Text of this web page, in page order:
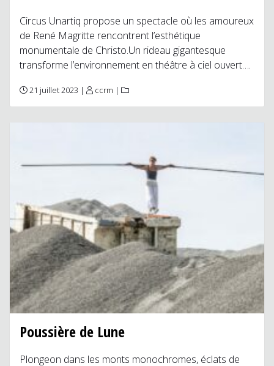
Circus Unartiq propose un spectacle où les amoureux
de René Magritte rencontrent l’esthétique
monumentale de Christo.Un rideau gigantesque
transforme l’environnement en théâtre à ciel ouvert….
21 juillet 2023 | ccrm |
Poussière de Lune
Plongeon dans les monts monochromes, éclats de